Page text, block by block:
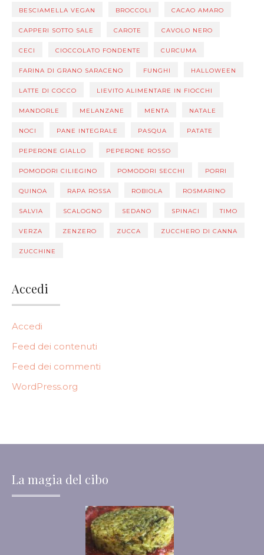
BESCIAMELLA VEGAN BROCCOLI CACAO AMARO
CAPPERI SOTTO SALE CAROTE CAVOLO NERO
CECI CIOCCOLATO FONDENTE CURCUMA
FARINA DI GRANO SARACENO FUNGHI HALLOWEEN
LATTE DI COCCO LIEVITO ALIMENTARE IN FIOCCHI
MANDORLE MELANZANE MENTA NATALE
NOCI PANE INTEGRALE PASQUA PATATE
PEPERONE GIALLO PEPERONE ROSSO
POMODORI CILIEGINO POMODORI SECCHI PORRI
QUINOA RAPA ROSSA ROBIOLA ROSMARINO
SALVIA SCALOGNO SEDANO SPINACI TIMO
VERZA ZENZERO ZUCCA ZUCCHERO DI CANNA
ZUCCHINE
Accedi
Accedi
Feed dei contenuti
Feed dei commenti
WordPress.org
La magia del cibo